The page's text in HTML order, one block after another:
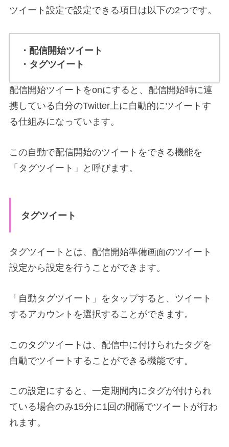
ツイート設定で設定できる項目は以下の2つです。
・配信開始ツイート
・タグツイート
配信開始ツイートをonにすると、配信開始時に連
携している自分のTwitter上に自動的にツイートす
る仕組みになっています。
この自動で配信開始のツイートをできる機能を
「タグツイート」と呼びます。
タグツイート
タグツイートとは、配信開始準備画面のツイート
設定から設定を行うことができます。
「自動タグツイート」をタップすると、ツイート
するアカウントを選択することができます。
このタグツイートは、配信中に付けられたタグを
自動でツイートすることができる機能です。
この設定にすると、一定期間内にタグが付けられ
ている場合のみ15分に1回の間隔でツイートが行わ
れます。